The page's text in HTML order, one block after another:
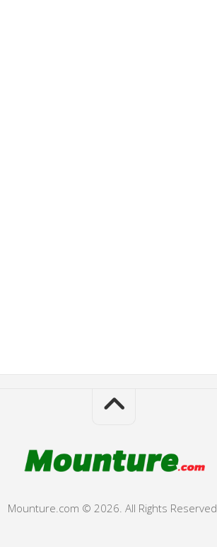
Mounture.com © 2026. All Rights Reserved.